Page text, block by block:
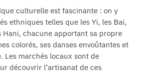
culturelle est fascinante : on y
ethniques telles que les Yi, les Bai,
Hani, chacune apportant sa propre
colorés, ses danses envoûtantes et
Les marchés locaux sont de
découvrir l’artisanat de ces